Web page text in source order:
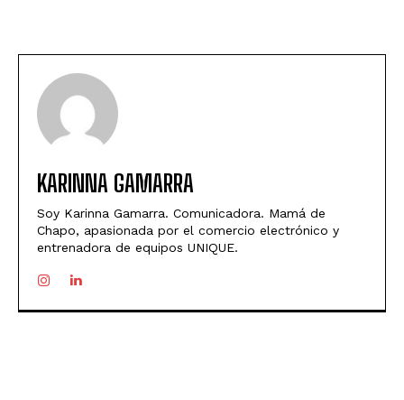
KARINNA GAMARRA
Soy Karinna Gamarra. Comunicadora. Mamá de
Chapo, apasionada por el comercio electrónico y
entrenadora de equipos UNIQUE.